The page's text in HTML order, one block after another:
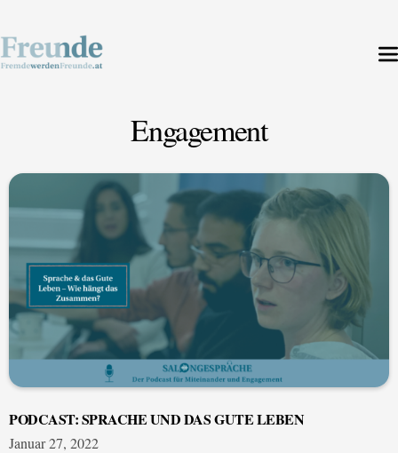
Engagement
PODCAST: SPRACHE UND DAS GUTE LEBEN
Januar 27, 2022